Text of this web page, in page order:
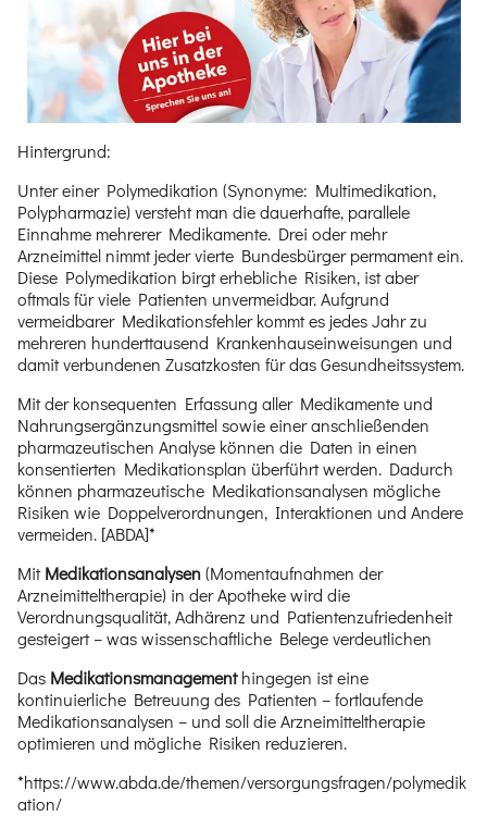
Hintergrund:
Unter einer Polymedikation (Synonyme: Multimedikation,
Polypharmazie) versteht man die dauerhafte, parallele
Einnahme mehrerer Medikamente. Drei oder mehr
Arzneimittel nimmt jeder vierte Bundesbürger permament ein.
Diese Polymedikation birgt erhebliche Risiken, ist aber
oftmals für viele Patienten unvermeidbar. Aufgrund
vermeidbarer Medikationsfehler kommt es jedes Jahr zu
mehreren hunderttausend Krankenhauseinweisungen und
damit verbundenen Zusatzkosten für das Gesundheitssystem.
Mit der konsequenten Erfassung aller Medikamente und
Nahrungsergänzungsmittel sowie einer anschließenden
pharmazeutischen Analyse können die Daten in einen
konsentierten Medikationsplan überführt werden. Dadurch
können pharmazeutische Medikationsanalysen mögliche
Risiken wie Doppelverordnungen, Interaktionen und Andere
vermeiden. [ABDA]*
MitMedikationsanalysen(Momentaufnahmen der
Arzneimitteltherapie) in der Apotheke wird die
Verordnungsqualität, Adhärenz und Patientenzufriedenheit
gesteigert – was wissenschaftliche Belege verdeutlichen
Das Medikationsmanagementhingegen ist eine
kontinuierliche Betreuung des Patienten – fortlaufende
Medikationsanalysen – und soll die Arzneimitteltherapie
optimieren und mögliche Risiken reduzieren.
*https://www.abda.de/themen/versorgungsfragen/polymedik
ation/